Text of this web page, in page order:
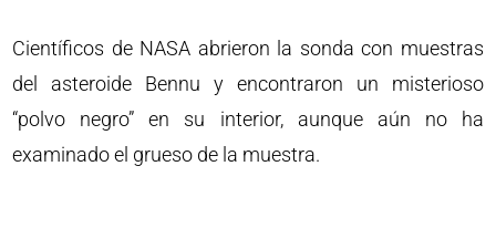
Científicos de NASA abrieron la sonda con muestras
del asteroide Bennu y encontraron un misterioso
“polvo negro” en su interior, aunque aún no ha
examinado el grueso de la muestra.